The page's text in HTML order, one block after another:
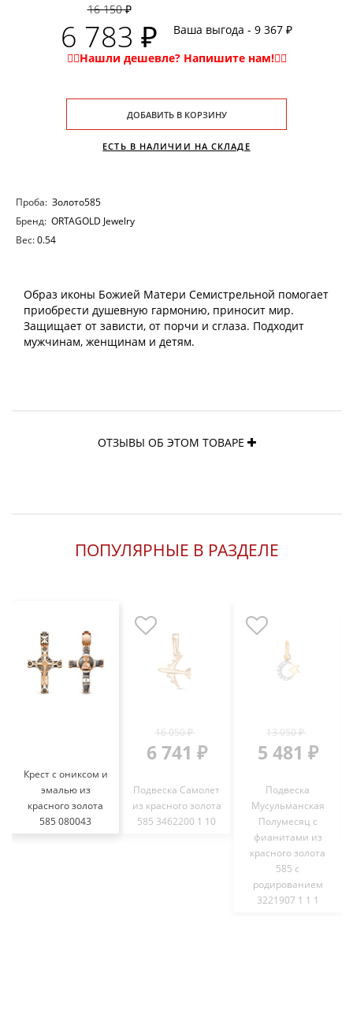
16 150 ₽
6 783 ₽ Ваша выгода - 9 367 ₽
ДОБАВИТЬ В КОРЗИНУ
ЕСТЬ В НАЛИЧИИ НА СКЛАДЕ
Проба: Золото585
Бренд: ORTAGOLD Jewelry
Вес:0.54
Образ иконы Божией Матери Семистрельной помогает
приобрести душевную гармонию, приносит мир.
Защищает от зависти, от порчи и сглаза. Подходит
мужчинам, женщинам и детям.
ОТЗЫВЫ ОБ ЭТОМ ТОВАРЕ
ПОПУЛЯРНЫЕ В РАЗДЕЛЕ
Крест с ониксом и
эмалью из
красного золота
585 080043
16 050 ₽
6 741 ₽
Подвеска Самолет
из красного золота
585 3462200 1 10
13 050 ₽
5 481 ₽
Подвеска
Мусульманская
Полумесяц с
фианитами из
красного золота
585 с
родированием
3221907 1 1 1